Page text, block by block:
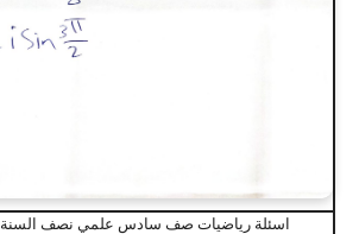
اسئلة رياضيات صف سادس علمي نصف السنة 2022 مع الاجوبة